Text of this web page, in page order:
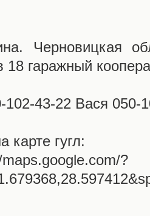
Черновицкая
18 гаражный
43-22 Вася 050-
карте гугл:
?